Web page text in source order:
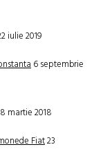
iulie 2019
6 septembrie
martie 2018
Fiat23